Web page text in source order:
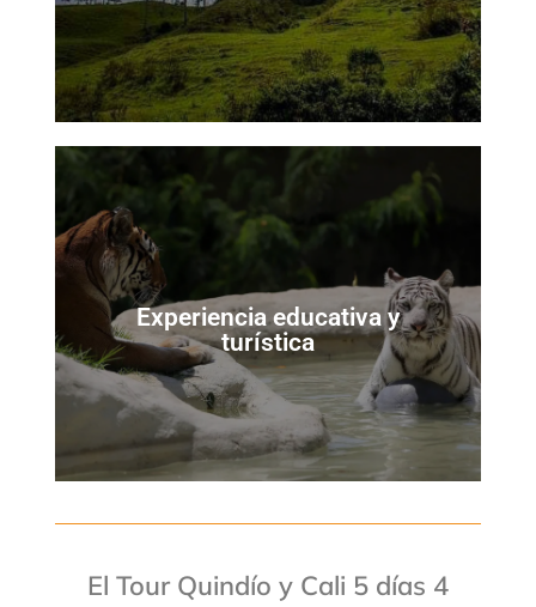
Experiencia educativa y
turística
El Tour Quindío y Cali 5 días 4